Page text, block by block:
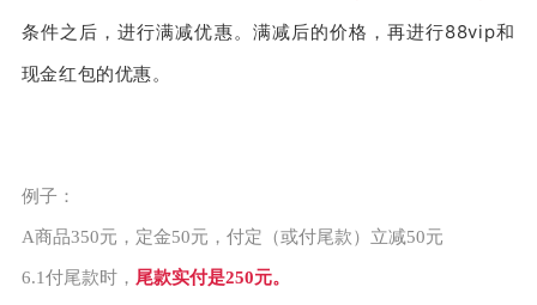
条件之后，进行满减优惠。满减后的价格，再进行88vip和
现金红包的优惠。
例子：
A商品350元，定金50元，付定（或付尾款）立减50元
6.1付尾款时， 尾款实付是250元。